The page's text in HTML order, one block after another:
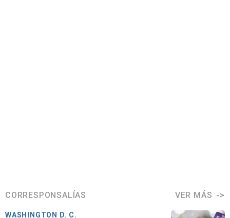
CORRESPONSALÍAS VER MÁS
WASHINGTON D. C.